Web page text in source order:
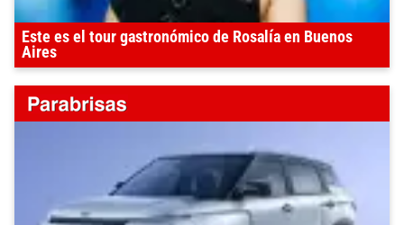
Este es el tour gastronómico de Rosalía en Buenos
Aires